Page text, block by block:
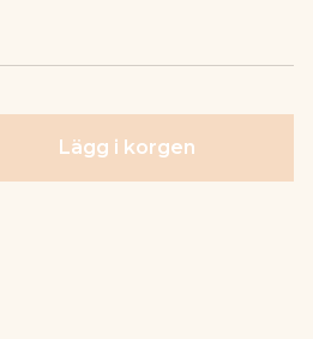
Lägg i korgen